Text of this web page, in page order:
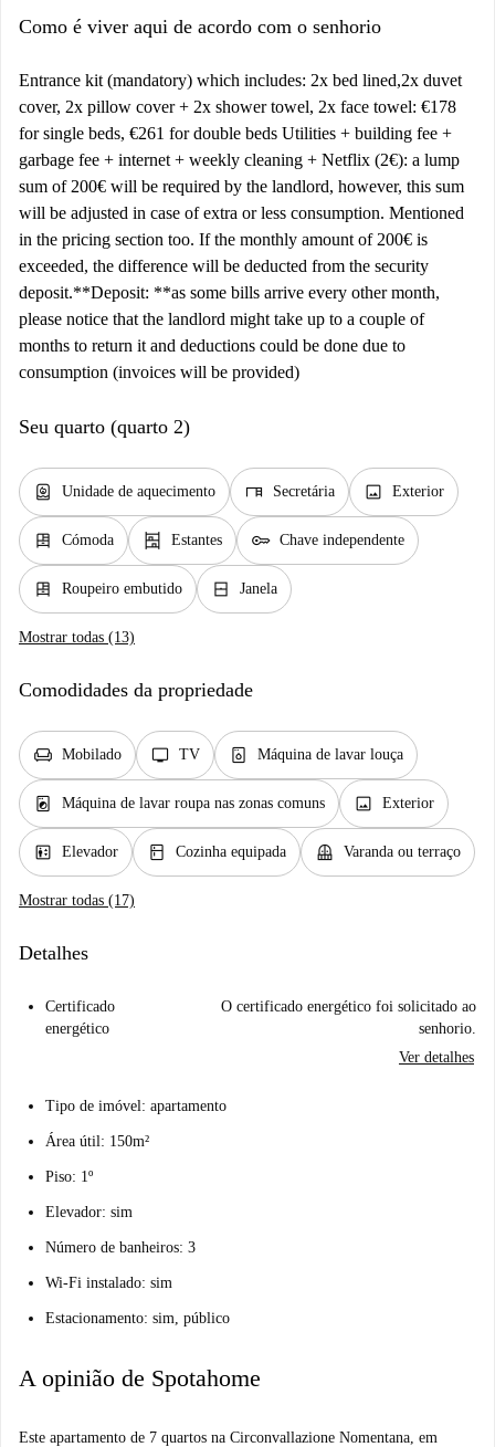
Como é viver aqui de acordo com o senhorio
Entrance kit (mandatory) which includes: 2x bed lined,2x duvet
cover, 2x pillow cover + 2x shower towel, 2x face towel: €178
for single beds, €261 for double beds Utilities + building fee +
garbage fee + internet + weekly cleaning + Netflix (2€): a lump
sum of 200€ will be required by the landlord, however, this sum
will be adjusted in case of extra or less consumption. Mentioned
in the pricing section too. If the monthly amount of 200€ is
exceeded, the difference will be deducted from the security
deposit. ​ **Deposit: **as some bills arrive every other month,
please notice that the landlord might take up to a couple of
months to return it and deductions could be done due to
consumption (invoices will be provided)
Seu quarto (quarto 2)
water_heater Unidade de aquecimento desk Secretária image Exterior
dresser Cómoda shelves Estantes key Chave independente
dresser Roupeiro embutido window_closed Janela
Mostrar todas (13)
Comodidades da propriedade
chair Mobilado tv TV dishwasher_gen Máquina de lavar louça
local_laundry_service Máquina de lavar roupa nas zonas comuns image Exterior
elevator Elevador kitchen Cozinha equipada balcony Varanda ou terraço
Mostrar todas (17)
Detalhes
Certificado
energético
O certificado energético foi solicitado ao
senhorio.
Ver detalhes
Tipo de imóvel: apartamento
Área útil: 150m²
Piso: 1º
Elevador: sim
Número de banheiros: 3
Wi-Fi instalado: sim
Estacionamento: sim, público
A opinião de Spotahome
Este apartamento de 7 quartos na Circonvallazione Nomentana, em